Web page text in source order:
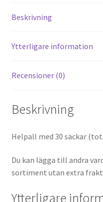
Beskrivning
Ytterligare information
Recensioner (0)
Beskrivning
Helpall med 30 säckar
Du kan lägga till andra
sortiment utan extra
Ytterligare